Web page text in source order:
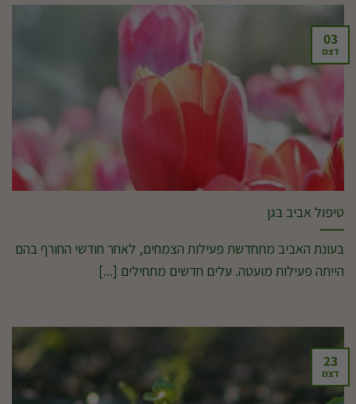
טיפול אביב בגן
בעונת האביב מתחדשת פעילות הצמחים, לאחר חודשי החורף בהם
הייתה פעילות מועטה. עלים חדשים מתחילים [...]
03
דצמ
23
דצמ